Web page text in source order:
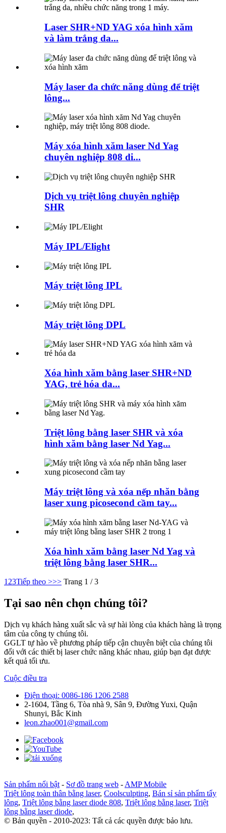
Laser SHR+ND YAG xóa hình xăm
và làm trắng da...
Máy laser đa chức năng dùng để triệt
lông...
Máy xóa hình xăm laser Nd Yag
chuyên nghiệp 808 di...
Dịch vụ triệt lông chuyên nghiệp
SHR
Máy IPL/Elight
Máy triệt lông IPL
Máy triệt lông DPL
Xóa hình xăm bằng laser SHR+ND
YAG, trẻ hóa da...
Triệt lông bằng laser SHR và xóa
hình xăm bằng laser Nd Yag...
Máy triệt lông và xóa nếp nhăn bằng
laser xung picosecond cầm tay...
Xóa hình xăm bằng laser Nd Yag và
triệt lông bằng laser SHR...
1 23Tiếp theo >>> Trang 1 / 3
Tại sao nên chọn chúng tôi?
Dịch vụ khách hàng xuất sắc và sự hài lòng của khách hàng là trọng
tâm của công ty chúng tôi.
GGLT tự hào về phương pháp tiếp cận chuyên biệt của chúng tôi
đối với các thiết bị laser chức năng khác nhau, giúp bạn đạt được
kết quả tối ưu.
Cuộc điều tra
Điện thoại: 0086-186 1206 2588
2-1604, Tầng 6, Tòa nhà 9, Sân 9, Đường Yuxi, Quận
Shunyi, Bắc Kinh
leon.zhao001@gmail.com
Sản phẩm nổi bật - Sơ đồ trang web - AMP Mobile
Triệt lông toàn thân bằng laser, Coolsculpting, Bán sỉ sản phẩm tẩy
lông, Triệt lông bằng laser diode 808, Triệt lông bằng laser, Triệt
lông bằng laser diode,
© Bản quyền - 2010-2023: Tất cả các quyền được bảo lưu.